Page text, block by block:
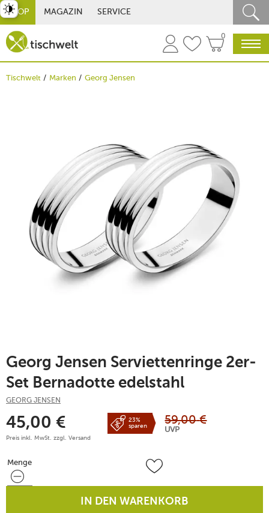
SHOP MAGAZIN SERVICE
0
Tischwelt Marken Georg Jensen
Georg Jensen Serviettenringe 2er-
Set Bernadotte edelstahl
GEORG JENSEN
45,00 €
Preis inkl. MwSt. zzgl. Versand
23%
sparen
59,00 €
UVP
Menge
Menge
IN DEN WARENKORB
umschalten